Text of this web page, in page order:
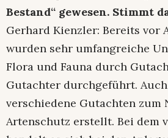
Bestand“ gewesen. Stimmt
Gerhard Kienzler: Bereits vor
wurden sehr umfangreiche
Flora und Fauna durch
Gutachter durchgeführt.
verschiedene Gutachten zum
Artenschutz erstellt. Bei dem